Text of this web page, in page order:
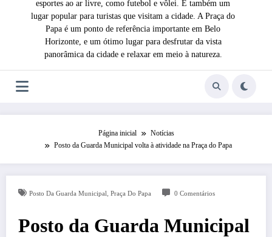
esportes ao ar livre, como futebol e vôlei. É também um
lugar popular para turistas que visitam a cidade. A Praça do
Papa é um ponto de referência importante em Belo
Horizonte, e um ótimo lugar para desfrutar da vista
panorâmica da cidade e relaxar em meio à natureza.
Página inicial
Notícias
Posto da Guarda Municipal volta à atividade na Praça do Papa
Posto Da Guarda Municipal, Praça Do Papa 0 Comentários
Posto da Guarda Municipal